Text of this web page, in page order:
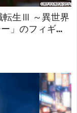
転生Ⅲ ～異世界
」のフィギュ